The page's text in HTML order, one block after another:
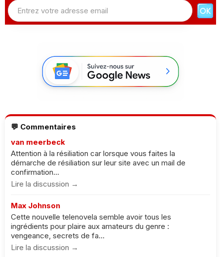
💬 Commentaires
van meerbeck
Attention à la résiliation car lorsque vous faites la
démarche de résiliation sur leur site avec un mail de
confirmation...
Lire la discussion →
Max Johnson
Cette nouvelle telenovela semble avoir tous les
ingrédients pour plaire aux amateurs du genre :
vengeance, secrets de fa...
Lire la discussion →